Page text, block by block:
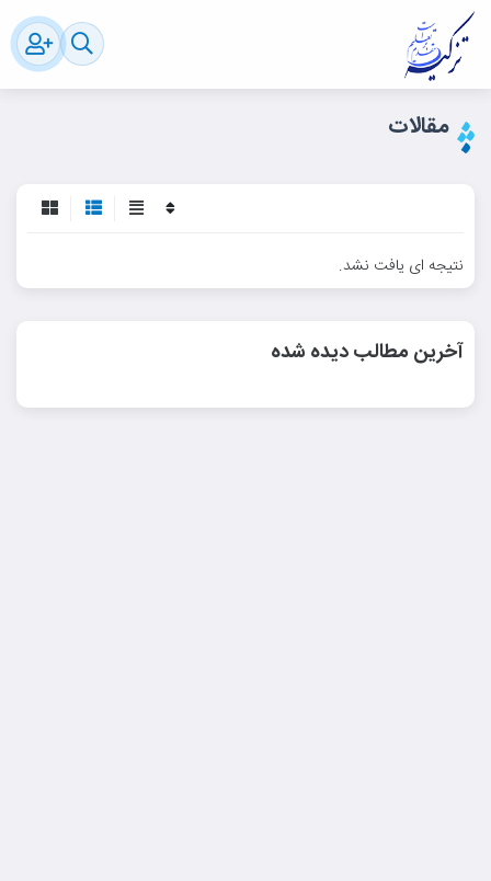
مقالات
نتیجه ای یافت نشد.
آخرین مطالب دیده شده